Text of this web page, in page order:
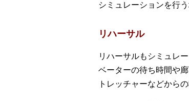
シミュレーションを行
リハーサル
リハーサルもシミュレ
ベーターの待ち時間や
トレッチャーなどから